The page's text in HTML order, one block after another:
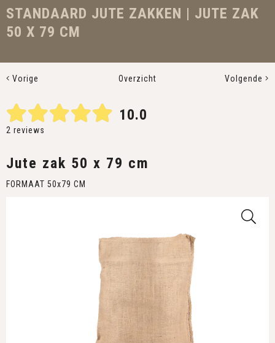
OVER ONS
STANDAARD JUTE ZAKKEN | JUTE ZAK
50 X 79 CM
Vorige Overzicht Volgende
10.0
2 reviews
Jute zak 50 x 79 cm
FORMAAT 50x79 CM